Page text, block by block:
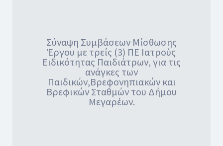
Σύναψη Συμβάσεων Μίσθωσης
Έργου με τρείς (3) ΠΕ Ιατρούς
Ειδικότητας Παιδιάτρων, για τις
ανάγκες των
Παιδικών,Βρεφονηπιακών και
Βρεφικών Σταθμών του Δήμου
Μεγαρέων.